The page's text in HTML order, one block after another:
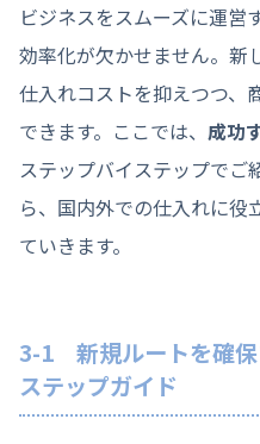
ビジネスをスムーズに運営
効率化が欠かせません。新
仕入れコストを抑えつつ、
できます。ここでは、 成功
ステップバイステップでご
ら、国内外での仕入れに役
ていきます。
3-1 新規ルートを確保
ステップガイド